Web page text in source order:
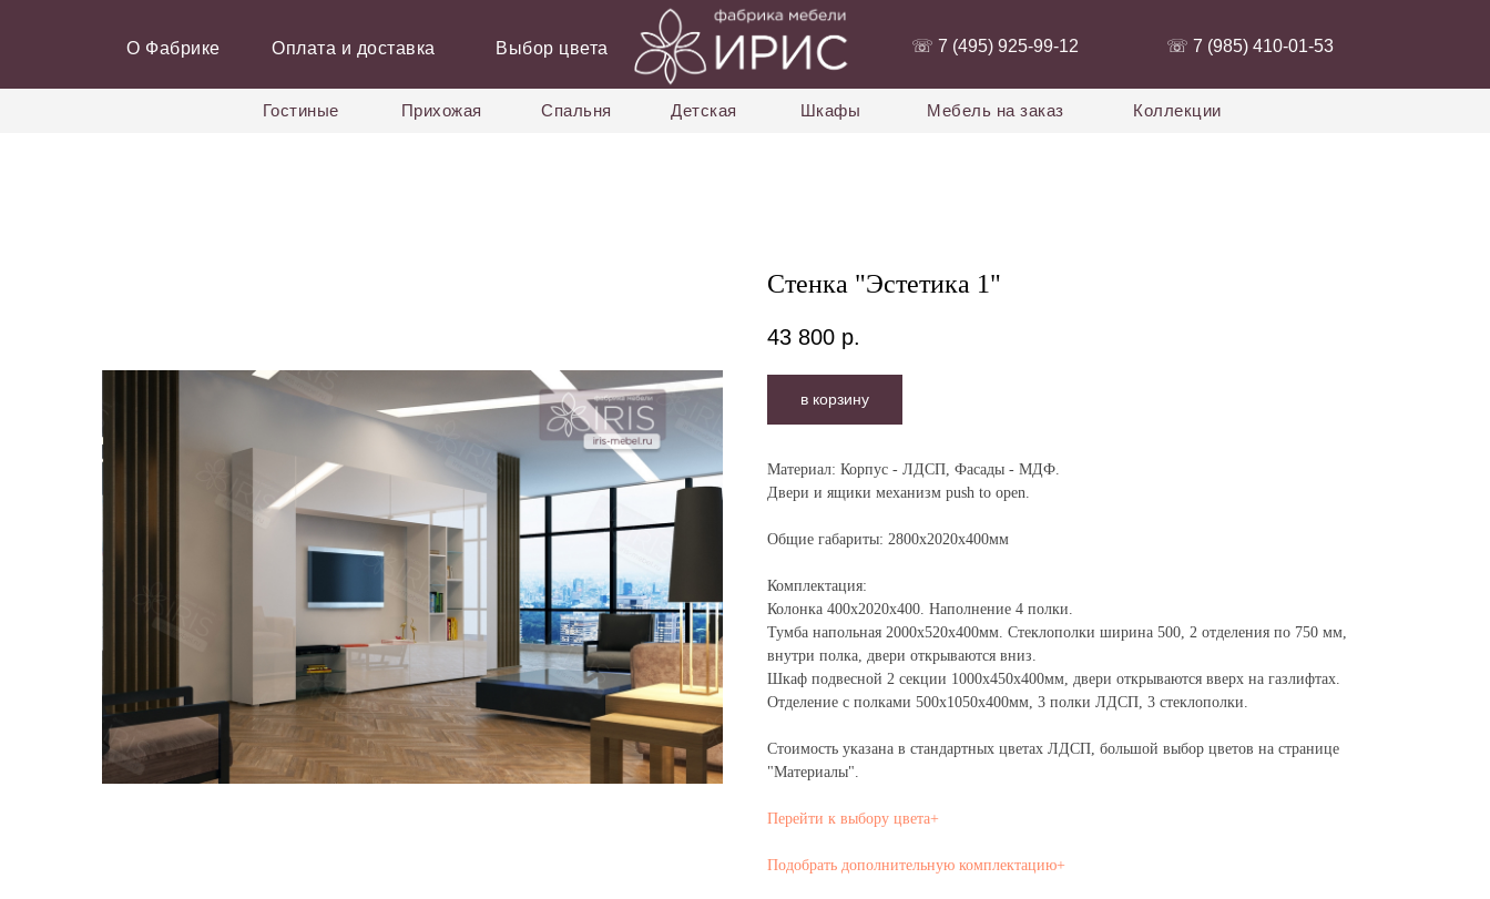
‭☏ 7 (495) 925-99-12‬
О Фабрике Оплата и доставка
Гостиные Прихожая Спальня Детская Шкафы Мебель на заказ
Выбор цвета
Коллекции
‭☏ 7 (985) 410-01-53‬
Стенка "Эстетика 1"
43 800 р.
в корзину
Материал: Корпус - ЛДСП, Фасады - МДФ.
Двери и ящики механизм push to open.
Общие габариты: 2800х2020х400мм
Комплектация:
Колонка 400х2020х400. Наполнение 4 полки.
Тумба напольная 2000х520х400мм. Стеклополки ширина 500, 2 отделения по 750 мм,
внутри полка, двери открываются вниз.
Шкаф подвесной 2 секции 1000х450х400мм, двери открываются вверх на газлифтах.
Отделение с полками 500х1050х400мм, 3 полки ЛДСП, 3 стеклополки.
Стоимость указана в стандартных цветах ЛДСП, большой выбор цветов на странице
"Материалы".
Перейти к выбору цвета+
Подобрать дополнительную комплектацию+